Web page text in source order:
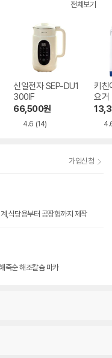
전체보기
신일전자 SEP-DU1
300IF
66,500원
4.6 (14)
키친
요
9SC
가입신청
,식당용부터 공장형까지 제작
죽순 해조칼슘 마카